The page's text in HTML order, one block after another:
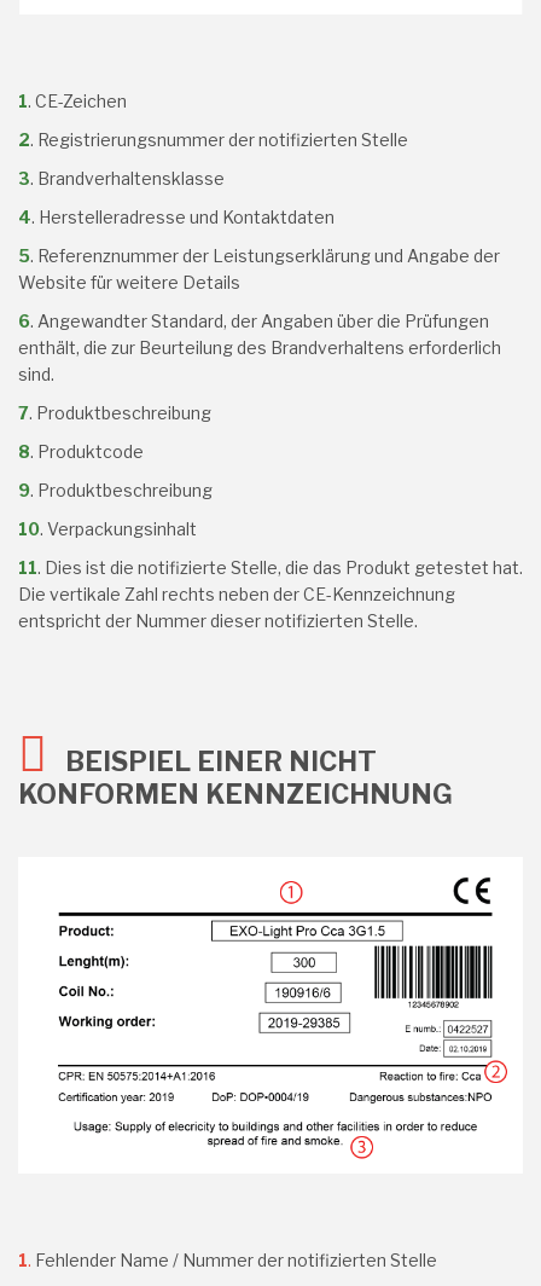
1. CE-Zeichen
2. Registrierungsnummer der notifizierten Stelle
3. Brandverhaltensklasse
4. Herstelleradresse und Kontaktdaten
5. Referenznummer der Leistungserklärung und Angabe der
Website für weitere Details
6. Angewandter Standard, der Angaben über die Prüfungen
enthält, die zur Beurteilung des Brandverhaltens erforderlich
sind.
7. Produktbeschreibung
8. Produktcode
9. Produktbeschreibung
10. Verpackungsinhalt
11. Dies ist die notifizierte Stelle, die das Produkt getestet hat.
Die vertikale Zahl rechts neben der CE-Kennzeichnung
entspricht der Nummer dieser notifizierten Stelle.
BEISPIEL EINER NICHT
KONFORMEN KENNZEICHNUNG
1. Fehlender Name / Nummer der notifizierten Stelle